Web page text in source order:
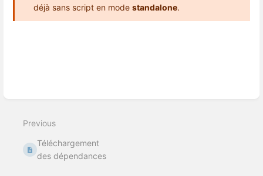
déjà sans script en mode standalone.
Previous
Téléchargement
des dépendances